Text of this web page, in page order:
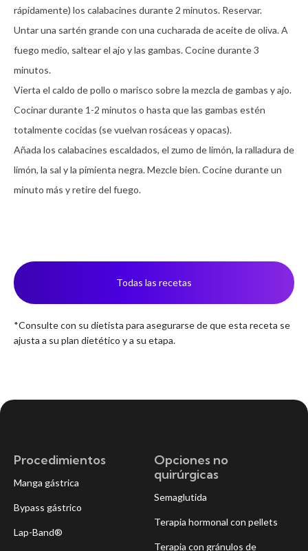
rápidamente) los calabacines durante 2 minutos. Reservar.
Untar una sartén grande con una cucharada de aceite de oliva. A
fuego medio, saltear el ajo y las gambas. Cocine durante 3
minutos.
Vierta el caldo de pollo o marisco sobre la mezcla de gambas y ajo.
Cocinar durante 1-2 minutos o hasta que las gambas estén
totalmente cocidas (se vuelvan rosáceas y opacas).
Añada los calabacines escaldados, el zumo de limón, la ralladura de
limón, la sal y la pimienta negra. Mezcle bien. Cocine durante un
minuto más y retire del fuego.
Todas las recetas
*Consulte con su dietista para asegurarse de que esta receta se
ajusta a su plan dietético y a su etapa.
Procedimientos
Manga gástrica
Bypass gástrico
Lap-Band®
Opciones no
quirúrgicas
Semaglutida
Terapia hormonal con pellets
Terapia con gránulos de